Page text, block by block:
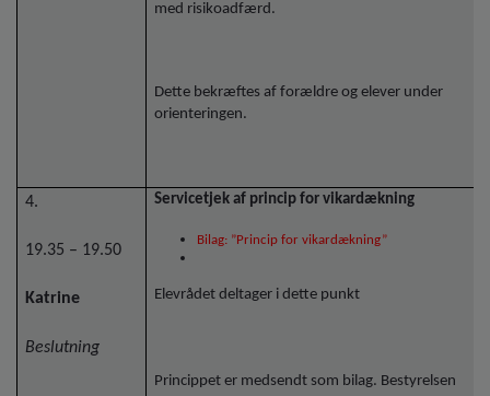
med risikoadfærd.
Dette bekræftes af forældre og elever under
orienteringen.
4.
19.35 – 19.50
Katrine
Beslutning
Servicetjek af princip for vikardækning
Bilag: ”Princip for vikardækning”
Elevrådet deltager i dette punkt
Princippet er medsendt som bilag. Bestyrelsen